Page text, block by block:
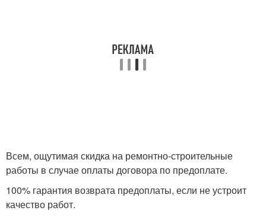
Всем, ощутимая скидка на ремонтно-строительные
работы в случае оплаты договора по предоплате.
100% гарантия возврата предоплаты, если не устроит
качество работ.